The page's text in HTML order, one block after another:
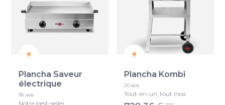
Plancha Saveur
électrique
96 avis
Notre best-seller
Plancha Kombi
20 avis
Tout-en-un, tout inox